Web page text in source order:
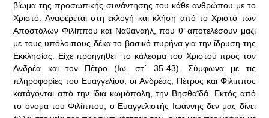
βίωμα της προσωπικής συνάντησης του κάθε ανθρώπου με το
Χριστό. Αναφέρεται στη εκλογή και κλήση από το Χριστό των
Αποστόλων Φιλίππου και Ναθαναήλ, που θ’ αποτελέσουν μαζί
με τους υπόλοιπους δέκα το βασικό πυρήνα για την ίδρυση της
Εκκλησίας. Είχε προηγηθεί το κάλεσμα του Χριστού προς τον
Ανδρέα και τον Πέτρο (Ιω. στ΄ 35-43). Σύμφωνα με τις
πληροφορίες του Ευαγγελίου, οι Ανδρέας, Πέτρος και Φίλιππος
κατάγονται από την ίδια κωμόπολη, την Βησθαϊδά. Εκτός από
το όνομα του Φιλίππου, ο Ευαγγελιστής Ιωάννης δεν μας δίνει